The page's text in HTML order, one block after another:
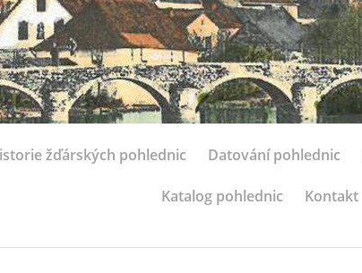
žďárských pohlednic Datování pohlednic
Katalog pohlednic Kontakt